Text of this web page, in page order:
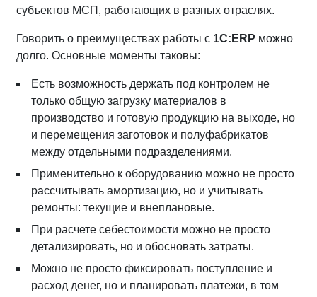
субъектов МСП, работающих в разных отраслях.
Говорить о преимуществах работы с 1С:ERP можно
долго. Основные моменты таковы:
Есть возможность держать под контролем не
только общую загрузку материалов в
производство и готовую продукцию на выходе, но
и перемещения заготовок и полуфабрикатов
между отдельными подразделениями.
Применительно к оборудованию можно не просто
рассчитывать амортизацию, но и учитывать
ремонты: текущие и внеплановые.
При расчете себестоимости можно не просто
детализировать, но и обосновать затраты.
Можно не просто фиксировать поступление и
расход денег, но и планировать платежи, в том